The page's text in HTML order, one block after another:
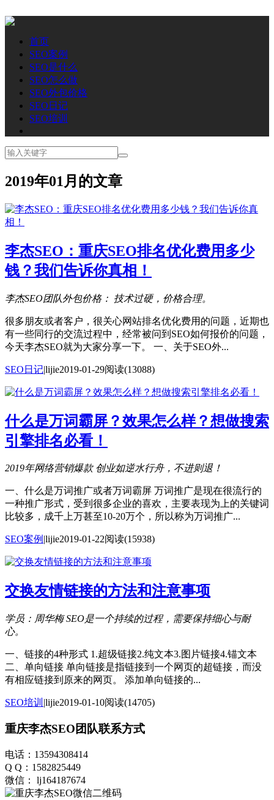
首页
SEO案例
SEO是什么
SEO怎么做
SEO外包价格
SEO日记
SEO培训
2019年01月的文章
李杰SEO：重庆SEO排名优化费用多少
钱？我们告诉你真相！
李杰SEO团队外包价格： 技术过硬，价格合理。
很多朋友或者客户，很关心网站排名优化费用的问题，近期也
有一些同行的交流过程中，经常被问到SEO如何报价的问题，
今天李杰SEO就为大家分享一下。 一、关于SEO外...
SEO日记|lijie2019-01-29阅读(13088)
什么是万词霸屏？效果怎么样？想做搜索
引擎排名必看！
2019年网络营销爆款 创业如逆水行舟，不进则退！
一、什么是万词推广或者万词霸屏 万词推广是现在很流行的
一种推广形式，受到很多企业的喜欢，主要表现为上的关键词
比较多，成千上万甚至10-20万个，所以称为万词推广...
SEO案例 |lijie2019-01-22阅读(15938)
交换友情链接的方法和注意事项
学员：周华梅 SEO是一个持续的过程，需要保持细心与耐
心。
一、链接的4种形式 1.超级链接2.纯文本3.图片链接4.锚文本
二、单向链接 单向链接是指链接到一个网页的超链接，而没
有相应链接到原来的网页。 添加单向链接的...
SEO培训 |lijie2019-01-10阅读(14705)
重庆李杰SEO团队联系方式
电话：13594308414
Q Q：1582825449
微信： lj164187674